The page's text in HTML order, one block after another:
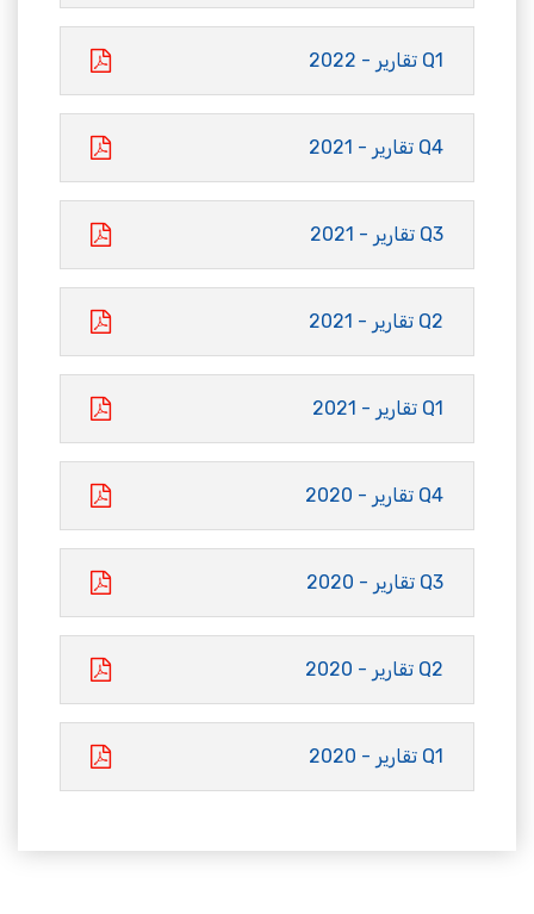
Q1 تقارير - 2022
Q4 تقارير - 2021
Q3 تقارير - 2021
Q2 تقارير - 2021
Q1 تقارير - 2021
Q4 تقارير - 2020
Q3 تقارير - 2020
Q2 تقارير - 2020
Q1 تقارير - 2020